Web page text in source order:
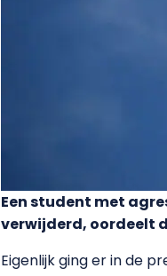
Een student met
verwijderd, oordeelt
Eigenlijk ging er in de